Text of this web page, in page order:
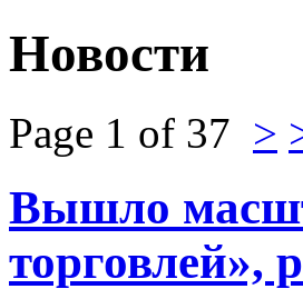
Новости
Page 1 of 37 >
Вышло
торговлей»,